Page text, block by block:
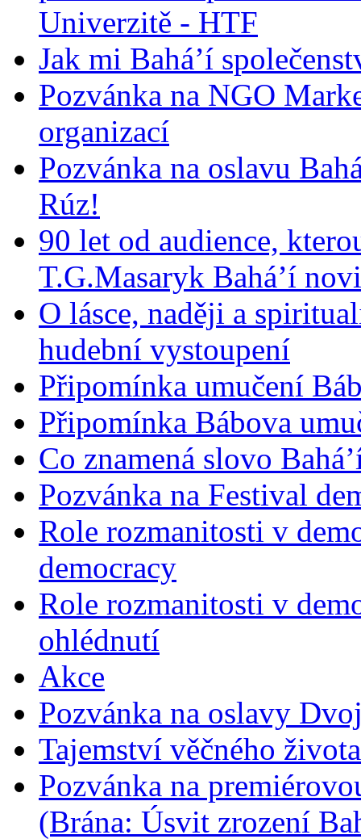
Univerzitě - HTF
Jak mi Bahá’í
Pozvánka na NGO
organizací
Pozvánka na oslavu
Rúz!
90 let od audience,
T.G.Masaryk Bahá’í
O lásce, naději a
hudební vystoupení
Připomínka umučení
Připomínka Bábova
Co znamená slovo
Pozvánka na Festival
Role rozmanitosti v
democracy
Role rozmanitosti v
ohlédnutí
Akce
Pozvánka na oslavy
Tajemství věčného života
Pozvánka na
(Brána: Úsvit zrození